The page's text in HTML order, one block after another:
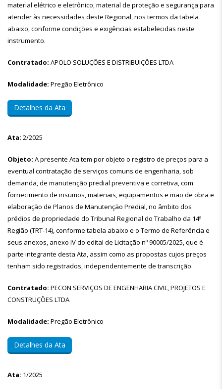
material elétrico e eletrônico, material de proteção e segurança para
atender às necessidades deste Regional, nos termos da tabela
abaixo, conforme condições e exigências estabelecidas neste
instrumento.
Contratado: APOLO SOLUÇÕES E DISTRIBUIÇÕES LTDA
Modalidade: Pregão Eletrônico
Detalhes da Ata
Ata: 2/2025
Objeto: A presente Ata tem por objeto o registro de preços para a
eventual contratação de serviços comuns de engenharia, sob
demanda, de manutenção predial preventiva e corretiva, com
fornecimento de insumos, materiais, equipamentos e mão de obra e
elaboração de Planos de Manutenção Predial, no âmbito dos
prédios de propriedade do Tribunal Regional do Trabalho da 14ª
Região (TRT-14), conforme tabela abaixo e o Termo de Referência e
seus anexos, anexo IV do edital de Licitação nº 90005/2025, que é
parte integrante desta Ata, assim como as propostas cujos preços
tenham sido registrados, independentemente de transcrição.
Contratado: PECON SERVIÇOS DE ENGENHARIA CIVIL, PROJETOS E
CONSTRUÇÕES LTDA
Modalidade: Pregão Eletrônico
Detalhes da Ata
Ata: 1/2025